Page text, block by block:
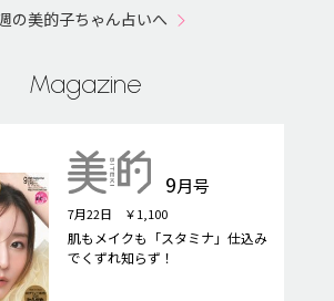
の美的子ちゃん占いへ
Magazine
9月号
7月22日 ￥1,100
肌もメイクも「スタミナ」仕込み
でくずれ知らず！